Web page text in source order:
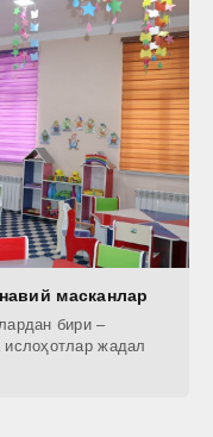
масканлар
бири –
жадал